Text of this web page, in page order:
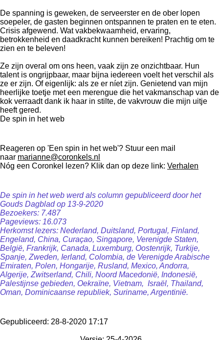
De spanning is geweken, de serveerster en de ober lopen
soepeler, de gasten beginnen ontspannen te praten en te eten.
Crisis afgewend. Wat vakbekwaamheid, ervaring,
betrokkenheid en daadkracht kunnen bereiken! Prachtig om te
zien en te beleven!
Ze zijn overal om ons heen, vaak zijn ze onzichtbaar. Hun
talent is ongrijpbaar, maar bijna iedereen voelt het verschil als
ze er zijn. Of eigenlijk: als ze er níet zijn. Genietend van mijn
heerlijke toetje met een merengue die het vakmanschap van de
kok verraadt dank ik haar in stilte, de vakvrouw die mijn uitje
heeft gered.
De spin in het web
Reageren op 'Een spin in het web'? Stuur een mail
naar marianne@coronkels.nl
Nóg een Coronkel lezen? Klik dan op deze link: Verhalen
De spin in het web werd als column gepubliceerd door het
Gouds Dagblad op 13-9-2020
Bezoekers: 7.487
Pageviews: 16.073
Herkomst lezers: Nederland, Duitsland, Portugal, Finland,
Engeland, China, Curaçao, Singapore, Verenigde Staten,
België, Frankrijk, Canada, Luxemburg, Oostenrijk, Turkije,
Spanje, Zweden, Ierland, Colombia, de Verenigde Arabische
Emiraten, Polen, Hongarije, Rusland, Mexico, Andorra,
Algerije, Zwitserland, Chili, Noord Macedonië, Indonesië,
Palestijnse gebieden, Oekraïne, Vietnam, Israël, Thailand,
Oman, Dominicaanse republiek, Suriname, Argentinië.
Gepubliceerd: 28-8-2020 17:17